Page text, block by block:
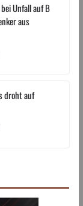
Unfall auf B
aus
droht auf